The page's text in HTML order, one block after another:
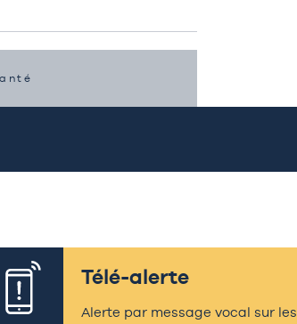
Télé-alerte
Alerte par message vocal sur les